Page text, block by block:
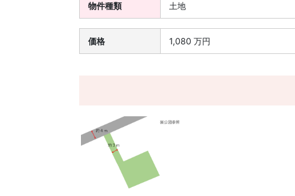
物件種類 土地
価格 1,080 万円